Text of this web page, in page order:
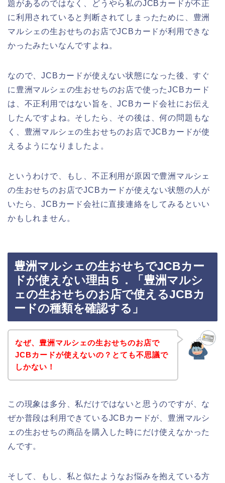
題があるのではなく、どうやら私のJCBカードが不正
に利用されていると判断されてしまったために、豊洲
マルシェの生おせちのお店でJCBカードが利用できな
かったみたいなんですよね。
なので、JCBカードが使えない状態になった後、すぐ
に豊洲マルシェの生おせちのお店で使ったJCBカード
は、不正利用ではない旨を、JCBカード会社にお伝え
したんですよね。そしたら、その後は、何の問題もな
く、豊洲マルシェの生おせちのお店でJCBカードが使
えるようになりましたよ。
というわけで、もし、不正利用が原因で豊洲マルシェ
の生おせちのお店でJCBカードが使えない状態の人が
いたら、JCBカード会社に直接連絡をしてみるといい
かもしれません。
豊洲マルシェの生おせちでJCBカー
ドが使えない理由５．「豊洲マルシ
ェの生おせちのお店で使えるJCBカ
ードの種類を確認する」
なぜ、豊洲マルシェの生おせちのお店で
JCBカードが使えないの？とても不思議で
しかない！
この現象は多分、私だけではないと思うのですが、な
ぜか普段は利用できているJCBカードが、豊洲マルシ
ェの生おせちの商品を購入した時にだけ使えなかった
んです。
そして、もし、私と似たようなお悩みを抱えている方